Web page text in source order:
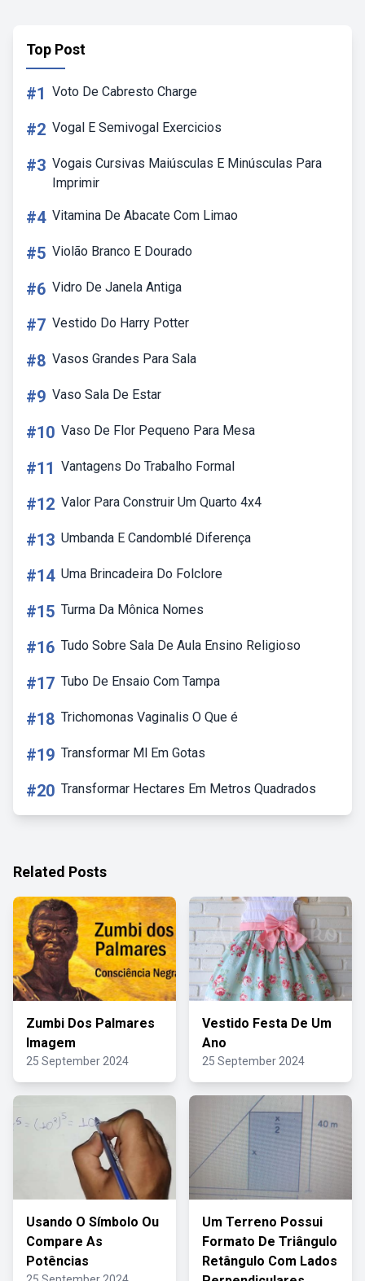
Top Post
#1 Voto De Cabresto Charge
#2 Vogal E Semivogal Exercicios
#3 Vogais Cursivas Maiúsculas E Minúsculas Para
Imprimir
#4 Vitamina De Abacate Com Limao
#5 Violão Branco E Dourado
#6 Vidro De Janela Antiga
#7 Vestido Do Harry Potter
#8 Vasos Grandes Para Sala
#9 Vaso Sala De Estar
#10 Vaso De Flor Pequeno Para Mesa
#11 Vantagens Do Trabalho Formal
#12 Valor Para Construir Um Quarto 4x4
#13 Umbanda E Candomblé Diferença
#14 Uma Brincadeira Do Folclore
#15 Turma Da Mônica Nomes
#16 Tudo Sobre Sala De Aula Ensino Religioso
#17 Tubo De Ensaio Com Tampa
#18 Trichomonas Vaginalis O Que é
#19 Transformar Ml Em Gotas
#20 Transformar Hectares Em Metros Quadrados
Related Posts
Zumbi Dos Palmares
Imagem
25 September 2024
Vestido Festa De Um
Ano
25 September 2024
Usando O Símbolo Ou
Compare As
Potências
Um Terreno Possui
Formato De Triângulo
Retângulo Com Lados